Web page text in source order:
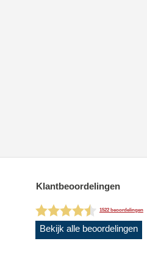
Klantbeoordelingen
1522 beoordelingen
Bekijk alle beoordelingen